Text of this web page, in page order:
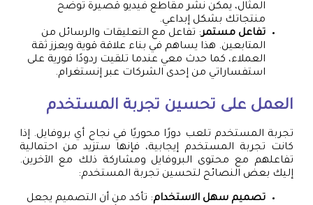
المثال، يمكن نشر مقاطع فيديو قصيرة توضح
منتجاتك بشكل إبداعي.
تفاعل مستمر: تفاعل مع التعليقات والرسائل من
المتابعين. هذا يساهم في بناء علاقة قوية ويعزز ثقة
العملاء، كما حدث معي عندما تلقيت ردودًا فورية على
استفساراتي من إحدى الشركات عبر إنستغرام.
العمل على تحسين تجربة المستخدم
تجربة المستخدم تلعب دورًا محوريًا في نجاح أي بروفايل. إذا
كانت تجربة المستخدم إيجابية، فإنها ستزيد من احتمالية
تفاعلهم مع محتوى البروفايل ومشاركة ذلك مع الآخرين.
إليك بعض النصائح لتحسين تجربة المستخدم:
تصميم سهل الاستخدام: تأكد من أن التصميم يجعل